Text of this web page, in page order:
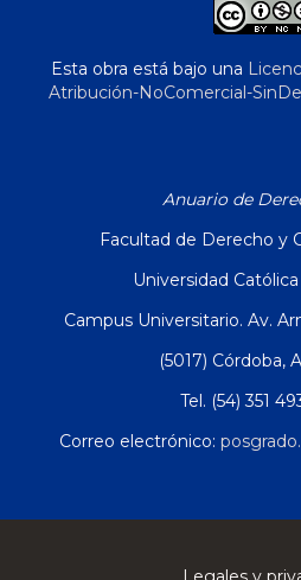
Esta obra está bajo una
Atribución-NoComercial-
Anuario de
Facultad de Derecho y
Universidad
Campus Universitario. Av.
(5017) Córdoba,
Tel. (54) 351
Correo electrónico: